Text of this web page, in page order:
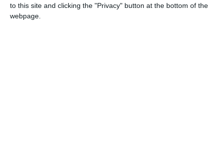
to this site and clicking the "Privacy" button at the bottom of the
webpage.